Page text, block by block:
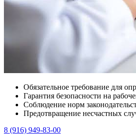
Обязательное требование для
Гарантия безопасности на
Соблюдение норм
Предотвращение несчастных
8 (916) 949-83-00